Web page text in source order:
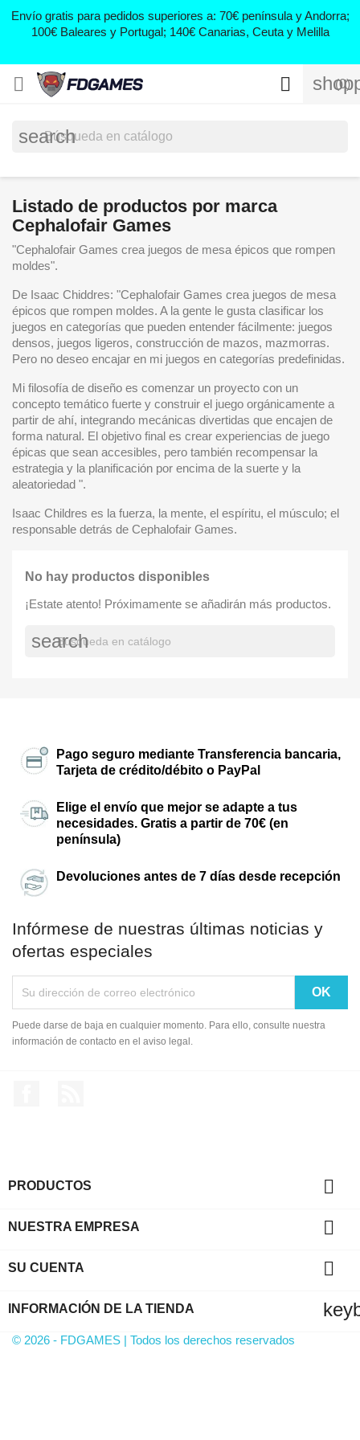
Envío gratis para pedidos superiores a: 70€ península y Andorra;
100€ Baleares y Portugal; 140€ Canarias, Ceuta y Melilla
 (0)

search
Listado de productos por marca
Cephalofair Games
"Cephalofair Games crea juegos de mesa épicos que rompen
moldes".
De Isaac Chiddres: "Cephalofair Games crea juegos de mesa
épicos que rompen moldes. A la gente le gusta clasificar los
juegos en categorías que pueden entender fácilmente: juegos
densos, juegos ligeros, construcción de mazos, mazmorras.
Pero no deseo encajar en mi juegos en categorías predefinidas.
Mi filosofía de diseño es comenzar un proyecto con un
concepto temático fuerte y construir el juego orgánicamente a
partir de ahí, integrando mecánicas divertidas que encajen de
forma natural. El objetivo final es crear experiencias de juego
épicas que sean accesibles, pero también recompensar la
estrategia y la planificación por encima de la suerte y la
aleatoriedad ".
Isaac Childres es la fuerza, la mente, el espíritu, el músculo; el
responsable detrás de Cephalofair Games.
No hay productos disponibles
¡Estate atento! Próximamente se añadirán más productos.
search
Pago seguro mediante Transferencia bancaria,
Tarjeta de crédito/débito o PayPal
Elige el envío que mejor se adapte a tus
necesidades. Gratis a partir de 70€ (en
península)
Devoluciones antes de 7 días desde recepción
Infórmese de nuestras últimas noticias y
ofertas especiales
Puede darse de baja en cualquier momento. Para ello, consulte nuestra
información de contacto en el aviso legal.
PRODUCTOS 
NUESTRA EMPRESA 
SU CUENTA 
INFORMACIÓN DE LA TIENDA
© 2026 - FDGAMES | Todos los derechos reservados